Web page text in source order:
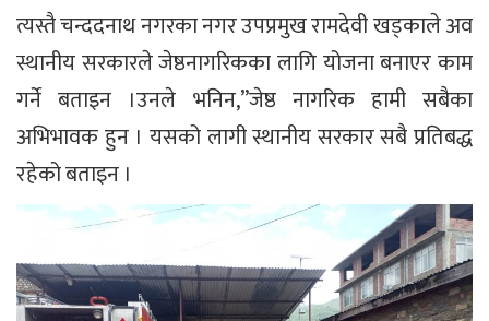
त्यस्तै चन्ददनाथ नगरका नगर उपप्रमुख रामदेवी खड्काले अव
स्थानीय सरकारले जेष्ठनागरिकका लागि योजना बनाएर काम
गर्ने बताइन ।उनले भनिन,”जेष्ठ नागरिक हामी सबैका
अभिभावक हुन । यसको लागी स्थानीय सरकार सबै प्रतिबद्ध
रहेको बताइन ।